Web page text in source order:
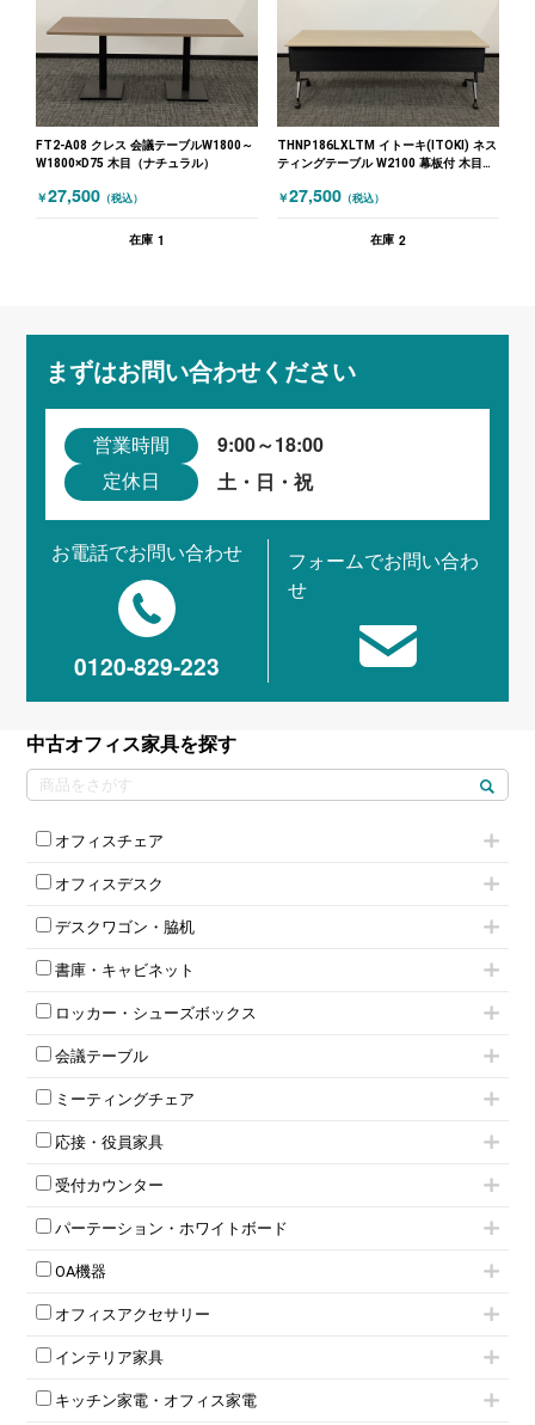
FT2-A08 クレス 会議テーブルW1800～
W1800×D75 木目（ナチュラル）
￥27,500 （税込）
在庫 1
THNP186LXLTM イトーキ(ITOKI) ネス
ティングテーブル W2100 幕板付 木目
￥27,500 （税込）
在庫 2
まずはお問い合わせください
営業時間 9:00～18:00
定休日 土・日・祝
お電話でお問い合わせ
0120-829-223
フォームでお問い合わ
せ
中古オフィス家具を探す
オフィスチェア
肘無しチェア
役員チェア
高級チェア（多機能チェア）
オフィスチェアその他
オフィスデスク
フリーアドレスデスク（ベンチデスク）
昇降デスク
オフィスデスクその他
両袖机
デスクワゴン・脇机
インワゴン2段
インワゴン3段
脇机
ワゴンその他
書庫・キャビネット
ハイキャビネット
ローキャビネット
両開きキャビネット
スチールキャビネット
上下連結キャビネット
軽量ラック（スチールラック）
収納家具その他
両開書庫
ラテラル書庫
ロッカー・シューズボックス
1人用ロッカー
2人用ロッカー
3人用ロッカー
4人用ロッカー
5人用ロッカー
8人用ロッカー
多人数ロッカー
ダイヤル錠ロッカー
ダイヤル錠ロッカー
ワードローブ・クローゼット
会議テーブル
スタッキングテーブル
ネスティングテーブル
幕板付テーブル
カウンターテーブル
T字脚テーブル
会議テーブルW1200～
会議テーブルW1800～
平行スタックテーブル
会議テーブルその他
ミーティングチェア
キャスター付きミーティングチェア
スタッキングミーティングチェア
テーブル付きミーティングチェア
ネスティングミーティングチェア
折りたたみミーティングチェア
ハイチェア
ミーティングチェアその他
応接・役員家具
応接セット
応接ソファ
応接チェア
応接テーブル
応接・役員家具その他
受付カウンター
ローカウンター
ラウンジカウンター
受付カウンターその他
パーテーション・ホワイトボード
パーテーション
自立タイプパーテーション
パーテーションその他
脚付ホワイトボード
壁掛けホワイトボード
ホワイトボードその他
OA機器
電話機（ビジネスフォン）
シュレッダー
プロジェクター
スクリーン
オフィスアクセサリー
チェア用台車
演台・講演台・演説台
防音パネル
個室ブース
インテリア家具
モールドチェア
ダイニングチェア
キッチン家電・オフィス家電